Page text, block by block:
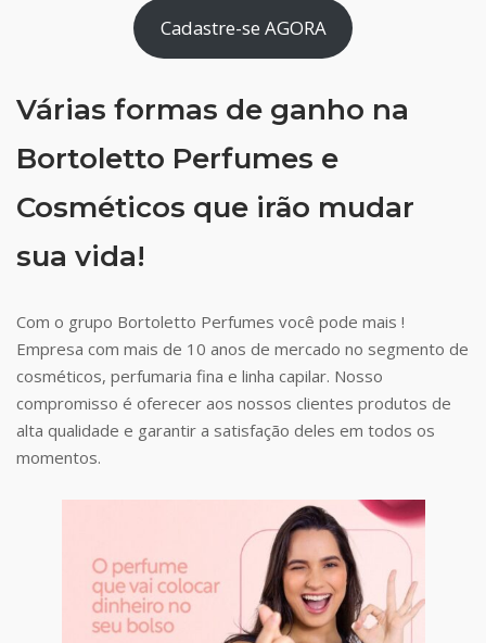
Cadastre-se AGORA
Várias formas de ganho na
Bortoletto Perfumes e
Cosméticos que irão mudar
sua vida!
Com o grupo Bortoletto Perfumes você pode mais !
Empresa com mais de 10 anos de mercado no segmento de
cosméticos, perfumaria fina e linha capilar. Nosso
compromisso é oferecer aos nossos clientes produtos de
alta qualidade e garantir a satisfação deles em todos os
momentos.